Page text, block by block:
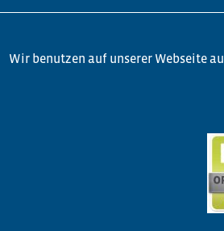
Wir benutzen auf unserer Webseite